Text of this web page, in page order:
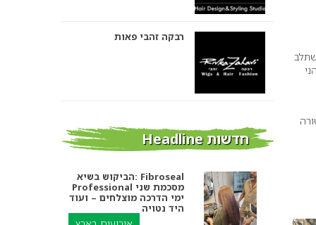
רבקה זהבי פאות
אורטל אדרי עיצוב שיער
חדשות Headline
הביקוש בשיא: Fibroseal
Professional מסכמת שני
ימי הדרכה מוצלחים – ועוד
היד נטויה